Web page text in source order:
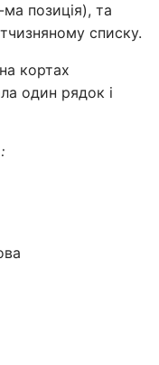
позиція), та
списку.
кортах
один рядок і